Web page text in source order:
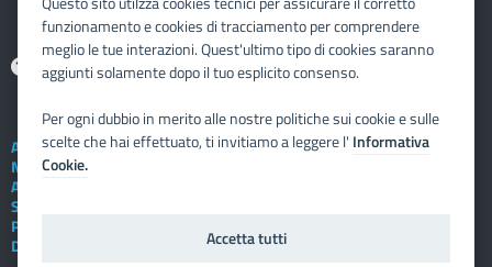
Aiuto
Assistenza tecnica
Note legali
Albo telematico
Social Media Policy
Privacy
Dichiarazione di accessibilità
funzionamento e cookies di tracciamento per comprendere
meglio le tue interazioni. Quest'ultimo tipo di cookies saranno
aggiunti solamente dopo il tuo esplicito consenso.
Per ogni dubbio in merito alle nostre politiche sui cookie e sulle
scelte che hai effettuato, ti invitiamo a leggere l' Informativa
Cookie.
Accetta tutti